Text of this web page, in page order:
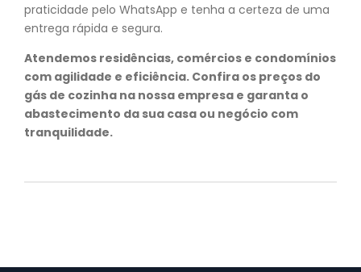
praticidade pelo WhatsApp e tenha a certeza de uma
entrega rápida e segura.
Atendemos residências, comércios e condomínios
com agilidade e eficiência. Confira os preços do
gás de cozinha na nossa empresa e garanta o
abastecimento da sua casa ou negócio com
tranquilidade.